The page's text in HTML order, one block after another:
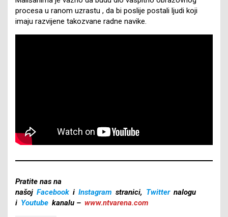
procesa u ranom uzrastu , da bi poslije postali ljudi koji
imaju razvijene takozvane radne navike.
Pratite nas na
našoj Facebook i Instagram stranici, Twitter nalogu
i Youtube kanalu – www.ntvarena.com